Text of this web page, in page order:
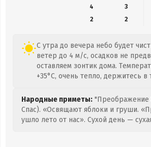
4
3
2
2
С утра до вечера небо будет
ветер до 4 м/с, осадков не
оставляем зонтик дома.
+35°C, очень тепло, держитесь в
Народные приметы: "Преображение
Спас). «Освящают яблоки и груши.
ушло лето от нас». Сухой день —